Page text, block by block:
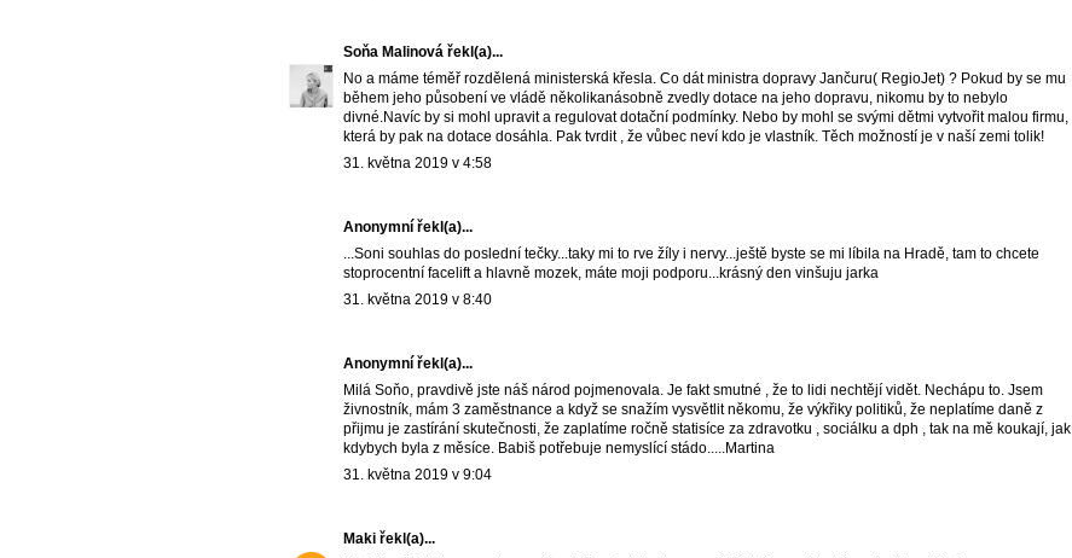
Soňa Malinová řekl(a)...
No a máme téměř rozdělená ministerská křesla. Co dát ministra dopravy Jančuru( RegioJet) ? Pokud by se mu
během jeho působení ve vládě několikanásobně zvedly dotace na jeho dopravu, nikomu by to nebylo
divné.Navíc by si mohl upravit a regulovat dotační podmínky. Nebo by mohl se svými dětmi vytvořit malou firmu,
která by pak na dotace dosáhla. Pak tvrdit , že vůbec neví kdo je vlastník. Těch možností je v naší zemi tolik!
31. května 2019 v 4:58
Anonymní řekl(a)...
...Soni souhlas do poslední tečky...taky mi to rve žíly i nervy...ještě byste se mi líbila na Hradě, tam to chcete
stoprocentní facelift a hlavně mozek, máte moji podporu...krásný den vinšuju jarka
31. května 2019 v 8:40
Anonymní řekl(a)...
Milá Soňo, pravdivě jste náš národ pojmenovala. Je fakt smutné , že to lidi nechtějí vidět. Nechápu to. Jsem
živnostník, mám 3 zaměstnance a když se snažím vysvětlit někomu, že výkřiky politiků, že neplatíme daně z
přijmu je zastírání skutečnosti, že zaplatíme ročně statisíce za zdravotku , sociálku a dph , tak na mě koukají, jak
kdybych byla z měsíce. Babiš potřebuje nemyslící stádo.....Martina
31. května 2019 v 9:04
Maki řekl(a)...